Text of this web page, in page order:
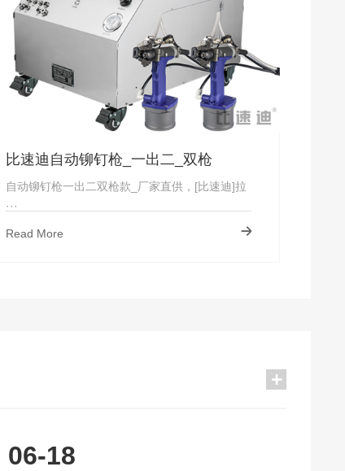
比速迪自动铆钉枪_一出二_双枪
自动铆钉枪一出二双枪款_厂家直供，[比速迪]拉
···
Read More
06-18
分得清楚吗？